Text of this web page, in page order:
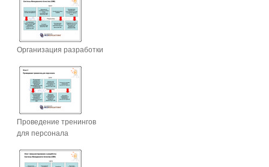
Организация разработки
Проведение тренингов
для персонала